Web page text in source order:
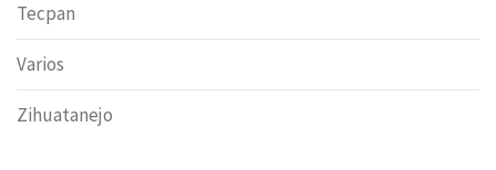
Tecpan
Varios
Zihuatanejo